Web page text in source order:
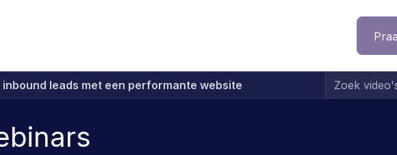
inbound leads met een performante website